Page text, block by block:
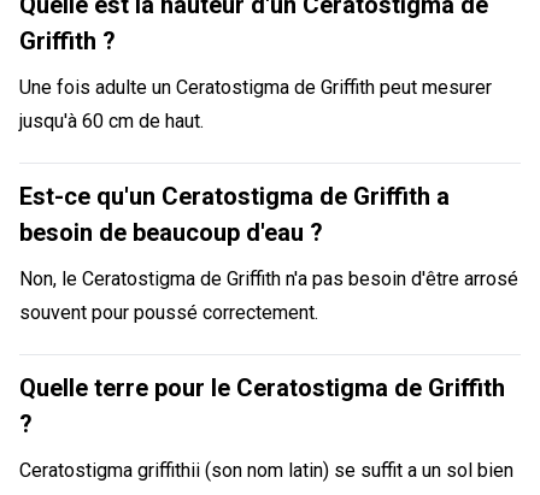
Griffith ?
Une fois adulte un Ceratostigma de Griffith peut mesurer
jusqu'à 60 cm de haut.
Est-ce qu'un Ceratostigma de Griffith a
besoin de beaucoup d'eau ?
Non, le Ceratostigma de Griffith n'a pas besoin d'être arrosé
souvent pour poussé correctement.
Quelle terre pour le Ceratostigma de Griffith
?
Ceratostigma griffithii (son nom latin) se suffit a un sol bien